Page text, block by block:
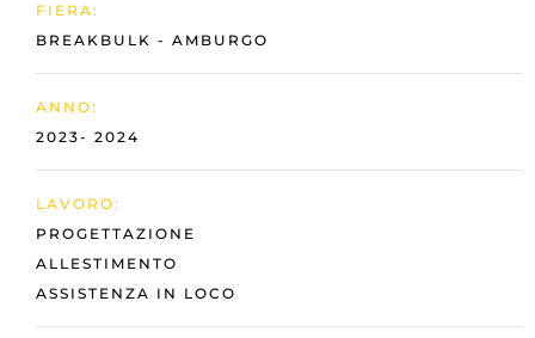
FIERA:
BREAKBULK - AMBURGO
ANNO:
2023- 2024
LAVORO:
PROGETTAZIONE
ALLESTIMENTO
ASSISTENZA IN LOCO